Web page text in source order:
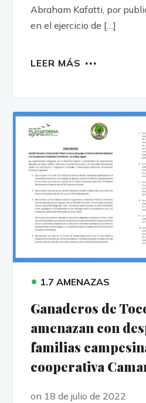
Abraham Kafatti, por
en el ejercicio de […]
LEER MÁS
• 1.7 AMENAZAS
Ganaderos de
amenazan con
familias
cooperativa
on 18 de julio de 2022